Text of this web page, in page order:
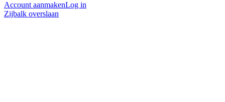
Account aanmakenLog in
Zijbalk overslaan